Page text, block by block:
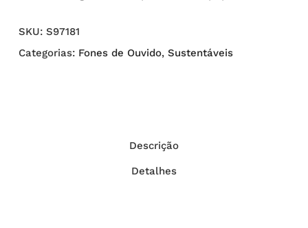
SKU: S97181
Categorias: Fones de Ouvido, Sustentáveis
Descrição
Detalhes